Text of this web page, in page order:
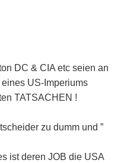
DC & CIA etc seien an
eines US-Imperiums
TATSACHEN !
zu dumm und ”
ist deren JOB die USA